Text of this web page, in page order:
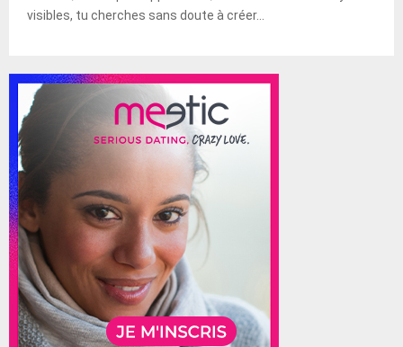
visibles, tu cherches sans doute à créer...